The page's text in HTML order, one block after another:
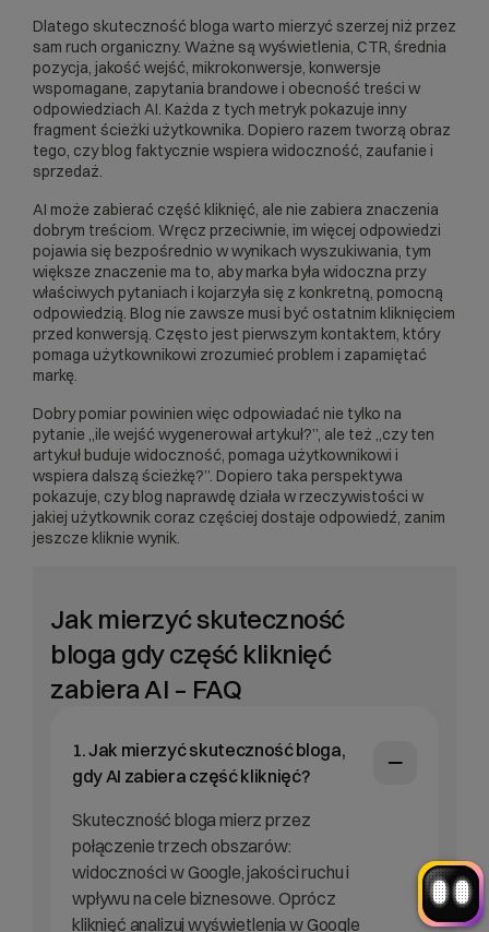
Dlatego skuteczność bloga warto mierzyć szerzej niż przez
sam ruch organiczny. Ważne są wyświetlenia, CTR, średnia
pozycja, jakość wejść, mikrokonwersje, konwersje
wspomagane, zapytania brandowe i obecność treści w
odpowiedziach AI. Każda z tych metryk pokazuje inny
fragment ścieżki użytkownika. Dopiero razem tworzą obraz
tego, czy blog faktycznie wspiera widoczność, zaufanie i
sprzedaż.
AI może zabierać część kliknięć, ale nie zabiera znaczenia
dobrym treściom. Wręcz przeciwnie, im więcej odpowiedzi
pojawia się bezpośrednio w wynikach wyszukiwania, tym
większe znaczenie ma to, aby marka była widoczna przy
właściwych pytaniach i kojarzyła się z konkretną, pomocną
odpowiedzią. Blog nie zawsze musi być ostatnim kliknięciem
przed konwersją. Często jest pierwszym kontaktem, który
pomaga użytkownikowi zrozumieć problem i zapamiętać
markę.
Dobry pomiar powinien więc odpowiadać nie tylko na
pytanie „ile wejść wygenerował artykuł?”, ale też „czy ten
artykuł buduje widoczność, pomaga użytkownikowi i
wspiera dalszą ścieżkę?”. Dopiero taka perspektywa
pokazuje, czy blog naprawdę działa w rzeczywistości w
jakiej użytkownik coraz częściej dostaje odpowiedź, zanim
jeszcze kliknie wynik.
Jak mierzyć skuteczność
bloga gdy część kliknięć
zabiera AI – FAQ
1. Jak mierzyć skuteczność bloga,
gdy AI zabiera część kliknięć?
Skuteczność bloga mierz przez
połączenie trzech obszarów:
widoczności w Google, jakości ruchu i
wpływu na cele biznesowe. Oprócz
kliknięć analizuj wyświetlenia w Google
W czym mogę pomóc?
Optymalizacja wydajności